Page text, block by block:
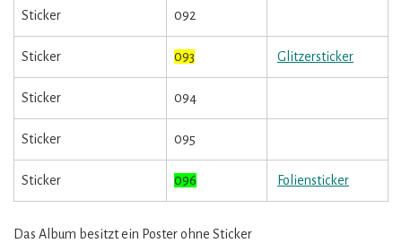
Sticker 092
Sticker 093 Glitzersticker
Sticker 094
Sticker 095
Sticker 096 Foliensticker
Das Album besitzt ein Poster ohne Sticker